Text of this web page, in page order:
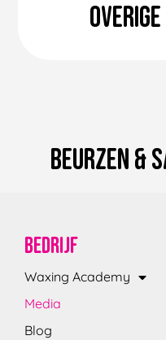
Beurzen &
Bedrijf
Waxing Academy
Media
Blog